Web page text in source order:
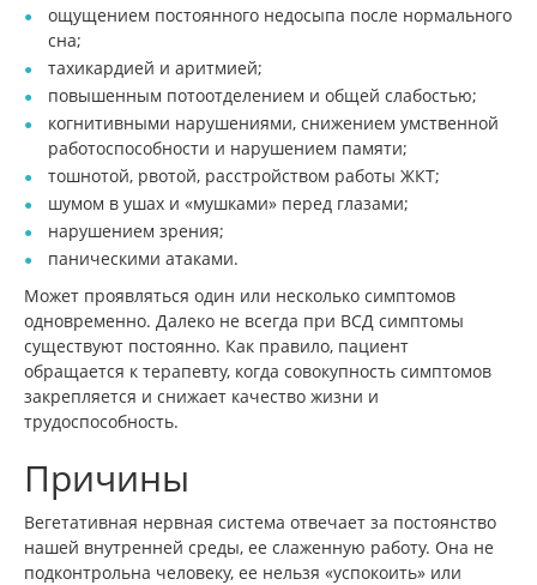
ощущением постоянного недосыпа после нормального
сна;
тахикардией и аритмией;
повышенным потоотделением и общей слабостью;
когнитивными нарушениями, снижением умственной
работоспособности и нарушением памяти;
тошнотой, рвотой, расстройством работы ЖКТ;
шумом в ушах и «мушками» перед глазами;
нарушением зрения;
паническими атаками.
Может проявляться один или несколько симптомов
одновременно. Далеко не всегда при ВСД симптомы
существуют постоянно. Как правило, пациент
обращается к терапевту, когда совокупность симптомов
закрепляется и снижает качество жизни и
трудоспособность.
Причины
Вегетативная нервная система отвечает за постоянство
нашей внутренней среды, ее слаженную работу. Она не
подконтрольна человеку, ее нельзя «успокоить» или